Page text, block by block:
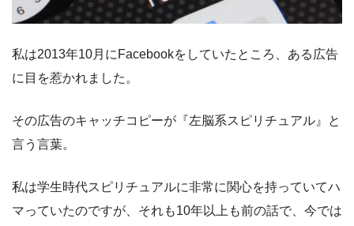
私は2013年10月にFacebookをしていたところ、ある広告
に目を惹かれました。
その広告のキャッチコピーが『左脳系スピリチュアル』と
言う言葉。
私は学生時代スピリチュアルに非常に関心を持っていてハ
マっていたのですが、それも10年以上も前の話で、今では